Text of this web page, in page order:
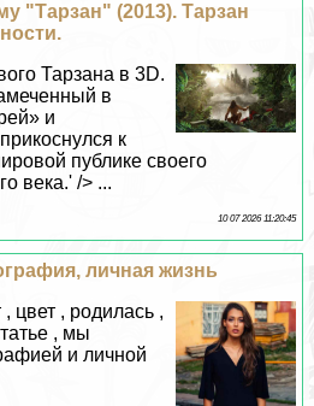
"Тарзан" (2013). Тарзан
Тарзана в 3D.
в
и
к
публике своего
века.' /> ...
10 07 2026 11:20:45
личная жизнь
цвет , родилась ,
, мы
и личной